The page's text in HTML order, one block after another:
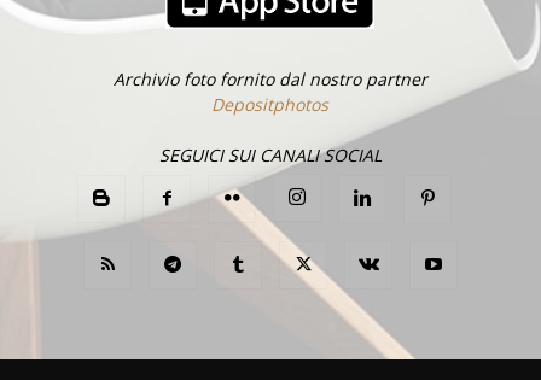
Archivio foto fornito dal nostro partner
Depositphotos
SEGUICI SUI CANALI SOCIAL